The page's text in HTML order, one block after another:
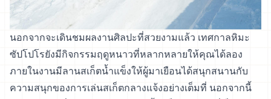
นอกจากจะเดินชมผลงานศิลปะที่สวยงามแล้ว เทศกาลหิมะ
ซัปโปโรยังมีกิจกรรมฤดูหนาวที่หลากหลายให้คุณได้ลอง
ภายในงานมีลานสเก็ตน้ำแข็งให้ผู้มาเยือนได้สนุกสนานกับ
ความสนุกของการเล่นสเก็ตกลางแจ้งอย่างเต็มที่ นอกจากนี้